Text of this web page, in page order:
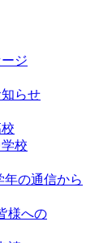
ジ
らせ
校
年の通信から
様への